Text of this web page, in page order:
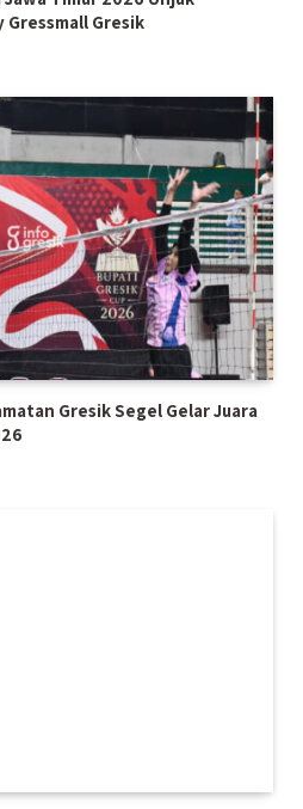
Gresik
Gresik Segel Gelar Juara